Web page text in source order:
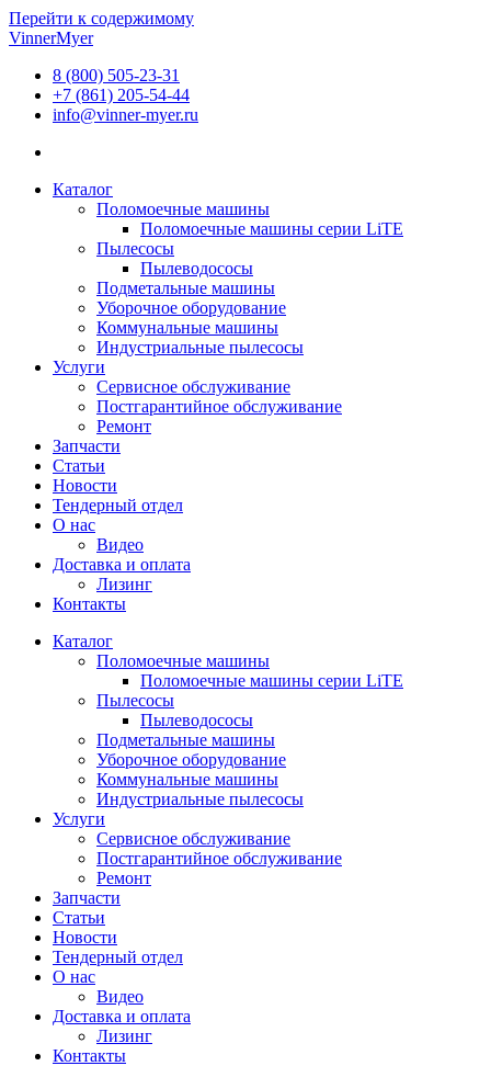
Перейти к содержимому
VinnerMyer
8 (800) 505-23-31
+7 (861) 205-54-44
info@vinner-myer.ru
Каталог
Поломоечные машины
Поломоечные машины серии LiTE
Пылесосы
Пылеводососы
Подметальные машины
Уборочное оборудование
Коммунальные машины
Индустриальные пылесосы
Услуги
Сервисное обслуживание
Постгарантийное обслуживание
Ремонт
Запчасти
Статьи
Новости
Тендерный отдел
О нас
Видео
Доставка и оплата
Лизинг
Контакты
Каталог
Поломоечные машины
Поломоечные машины серии LiTE
Пылесосы
Пылеводососы
Подметальные машины
Уборочное оборудование
Коммунальные машины
Индустриальные пылесосы
Услуги
Сервисное обслуживание
Постгарантийное обслуживание
Ремонт
Запчасти
Статьи
Новости
Тендерный отдел
О нас
Видео
Доставка и оплата
Лизинг
Контакты